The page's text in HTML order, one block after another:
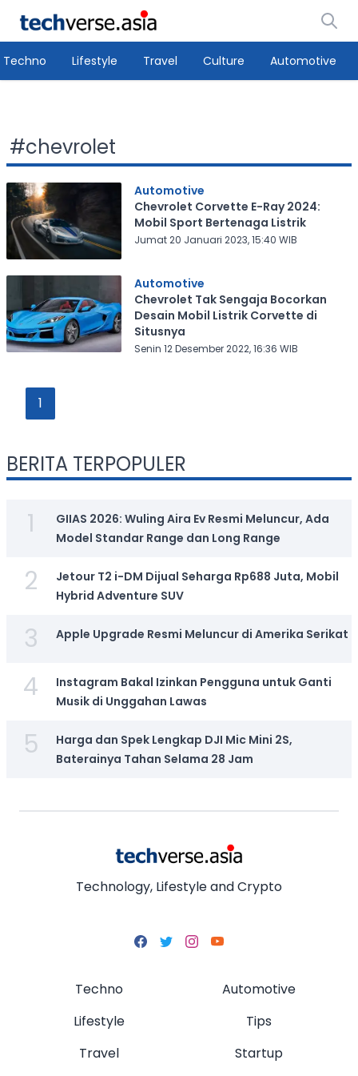
Techno Lifestyle Travel Culture Automotive
#chevrolet
Automotive
Chevrolet Corvette E-Ray 2024:
Mobil Sport Bertenaga Listrik
Jumat 20 Januari 2023, 15:40 WIB
Automotive
Chevrolet Tak Sengaja Bocorkan
Desain Mobil Listrik Corvette di
Situsnya
Senin 12 Desember 2022, 16:36 WIB
1
BERITA TERPOPULER
1
GIIAS 2026: Wuling Aira Ev Resmi Meluncur, Ada
Model Standar Range dan Long Range
2
Jetour T2 i-DM Dijual Seharga Rp688 Juta, Mobil
Hybrid Adventure SUV
3 Apple Upgrade Resmi Meluncur di Amerika Serikat
4
Instagram Bakal Izinkan Pengguna untuk Ganti
Musik di Unggahan Lawas
5
Harga dan Spek Lengkap DJI Mic Mini 2S,
Baterainya Tahan Selama 28 Jam
Technology, Lifestyle and Crypto
Techno
Lifestyle
Travel
Automotive
Tips
Startup